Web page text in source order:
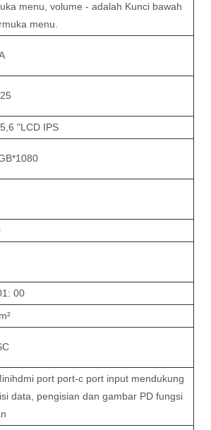
menu, volume - adalah Kunci bawah
menu.
"LCD IPS
00
port port-c port input mendukung
data, pengisian dan gambar PD fungsi